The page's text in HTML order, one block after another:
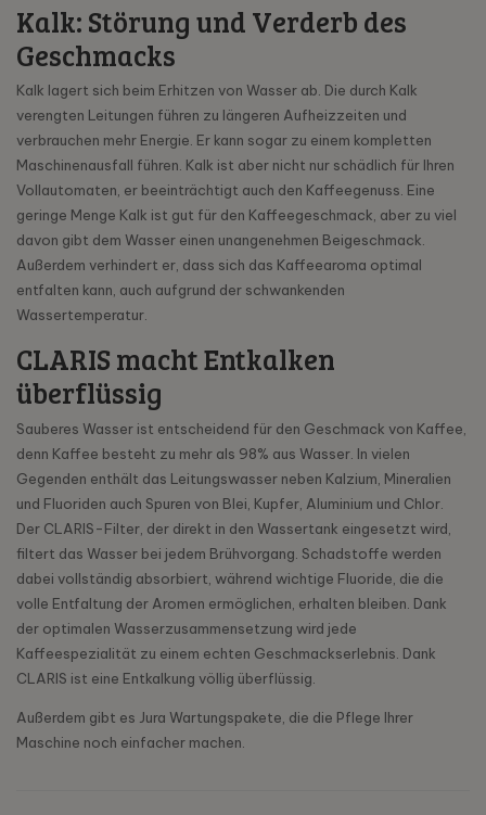
Kalk: Störung und Verderb des
Geschmacks
Kalk lagert sich beim Erhitzen von Wasser ab. Die durch Kalk
verengten Leitungen führen zu längeren Aufheizzeiten und
verbrauchen mehr Energie. Er kann sogar zu einem kompletten
Maschinenausfall führen. Kalk ist aber nicht nur schädlich für Ihren
Vollautomaten, er beeinträchtigt auch den Kaffeegenuss. Eine
geringe Menge Kalk ist gut für den Kaffeegeschmack, aber zu viel
davon gibt dem Wasser einen unangenehmen Beigeschmack.
Außerdem verhindert er, dass sich das Kaffeearoma optimal
entfalten kann, auch aufgrund der schwankenden
Wassertemperatur.
CLARIS macht Entkalken
überflüssig
Sauberes Wasser ist entscheidend für den Geschmack von Kaffee,
denn Kaffee besteht zu mehr als 98% aus Wasser. In vielen
Gegenden enthält das Leitungswasser neben Kalzium, Mineralien
und Fluoriden auch Spuren von Blei, Kupfer, Aluminium und Chlor.
Der CLARIS-Filter, der direkt in den Wassertank eingesetzt wird,
filtert das Wasser bei jedem Brühvorgang. Schadstoffe werden
dabei vollständig absorbiert, während wichtige Fluoride, die die
volle Entfaltung der Aromen ermöglichen, erhalten bleiben. Dank
der optimalen Wasserzusammensetzung wird jede
Kaffeespezialität zu einem echten Geschmackserlebnis. Dank
CLARIS ist eine Entkalkung völlig überflüssig.
Außerdem gibt es Jura Wartungspakete, die die Pflege Ihrer
Maschine noch einfacher machen.